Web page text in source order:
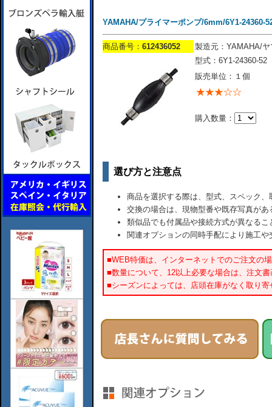
YAMAHA/プライマーポンプ/6mm/6Y1-24360-
商品番号： 612436052
製造元：YAMAHA/
型式：6Y1-24360-52
販売単位：１個
購入数量：
選び方と注意点
商品を選択する際は、型式、スペック
交換の場合は、現物型番や既存写真が
類似品でも付属品や接続方式が異なるこ
関連オプションの同時手配により施工
■WEB特価は、インターネットでのご注文の
■数量について、12以上必要な場合は、注文
■シーズンによっては、店頭在庫がなく取り